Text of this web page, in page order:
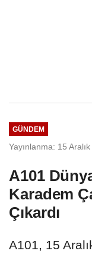
GÜNDEM
Yayınlanma: 15
A101
Karadem
Çıkardı
A101, 15